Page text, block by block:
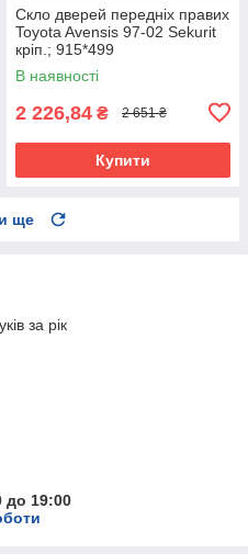
Скло дверей передніх правих
Toyota Avensis 97-02 Sekurit
кріп.; 915*499
В наявності
2 226,84 ₴ 2 651 ₴
Купити
ще
за рік
до 19:00